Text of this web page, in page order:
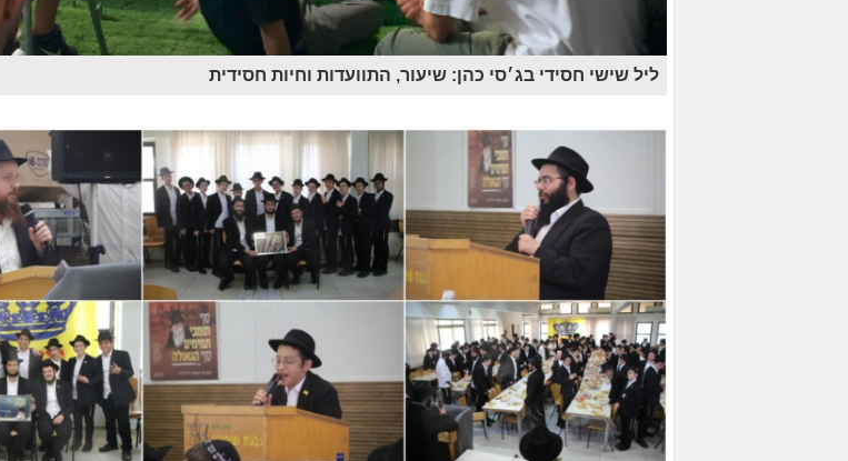
ליל שישי חסידי בג׳סי כהן: שיעור, התוועדות וחיות חסידית